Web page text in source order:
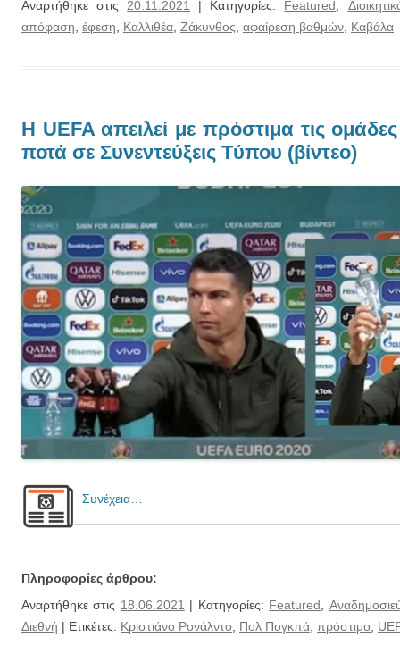
Αναρτήθηκε στις20.11.2021 | Κατηγορίες: Featured,
απόφαση, έφεση, Καλλιθέα, Ζάκυνθος, αφαίρεση βαθμών, Καβάλα
H UEFA απειλεί με πρόστιμα τις
ποτά σε Συνεντεύξεις Tύπου (βίντεο)
Συνέχεια…
Πληροφορίες άρθρου:
Αναρτήθηκε στις 18.06.2021 | Κατηγορίες: Featured,
Διεθνή | Ετικέτες: Κριστιάνο Ρονάλντο, Πολ Πογκπά, πρόστιμο,